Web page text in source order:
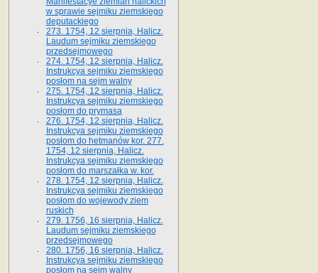
w sprawie sejmiku ziemskiego
deputackiego
273. 1754, 12 sierpnia, Halicz.
Laudum sejmiku ziemskiego
przedsejmowego
274. 1754, 12 sierpnia, Halicz.
Instrukcya sejmiku ziemskiego
posłom na sejm walny
275. 1754, 12 sierpnia, Halicz.
Instrukcya sejmiku ziemskiego
posłom do prymasa
276. 1754, 12 sierpnia, Halicz.
Instrukcya sejmiku ziemskiego
posłom do hetmanów kor. 277.
1754, 12 sierpnia, Halicz.
Instrukcya sejmiku ziemskiego
posłom do marszałka w. kor.
278. 1754, 12 sierpnia, Halicz.
Instrukcya sejmiku ziemskiego
posłom do wojewody ziem
ruskich
279. 1756, 16 sierpnia, Halicz.
Laudum sejmiku ziemskiego
przedsejmowego
280. 1756, 16 sierpnia, Halicz.
Instrukcya sejmiku ziemskiego
posłom na sejm walny